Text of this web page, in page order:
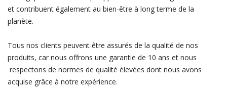
et contribuent également au bien-être à long terme de la
planète.
Tous nos clients peuvent être assurés de la qualité de nos
produits, car nous offrons une garantie de 10 ans et nous
respectons de normes de qualité élevées dont nous avons
acquise grâce à notre expérience.